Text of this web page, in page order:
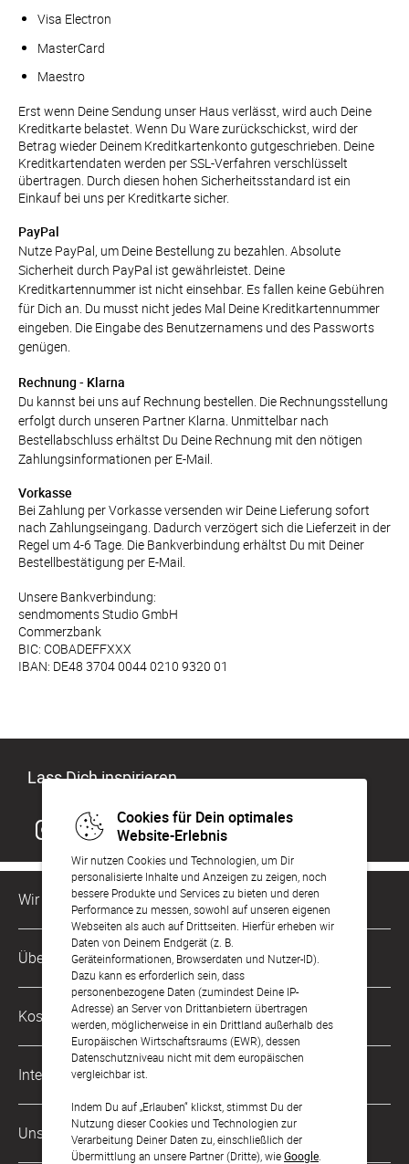
Cookies für Dein optimales
Website-Erlebnis
Wir nutzen Cookies und Technologien, um Dir
personalisierte Inhalte und Anzeigen zu zeigen, noch
bessere Produkte und Services zu bieten und deren
Performance zu messen, sowohl auf unseren eigenen
Webseiten als auch auf Drittseiten. Hierfür erheben wir
Daten von Deinem Endgerät (z. B.
Geräteinformationen, Browserdaten und Nutzer-ID).
Dazu kann es erforderlich sein, dass
personenbezogene Daten (zumindest Deine IP-
Adresse) an Server von Drittanbietern übertragen
werden, möglicherweise in ein Drittland außerhalb des
Europäischen Wirtschaftsraums (EWR), dessen
Datenschutzniveau nicht mit dem europäischen
vergleichbar ist.
Indem Du auf „Erlauben“ klickst, stimmst Du der
Nutzung dieser Cookies und Technologien zur
Verarbeitung Deiner Daten zu, einschließlich der
Übermittlung an unsere Partner (Dritte), wieGoogle
Visa Electron
MasterCard
Maestro
Erst wenn Deine Sendung unser Haus verlässt, wird auch Deine
Kreditkarte belastet. Wenn Du Ware zurückschickst, wird der
Betrag wieder Deinem Kreditkartenkonto gutgeschrieben. Deine
Kreditkartendaten werden per SSL-Verfahren verschlüsselt
übertragen. Durch diesen hohen Sicherheitsstandard ist ein
Einkauf bei uns per Kreditkarte sicher.
PayPal
Nutze PayPal, um Deine Bestellung zu bezahlen. Absolute
Sicherheit durch PayPal ist gewährleistet. Deine
Kreditkartennummer ist nicht einsehbar. Es fallen keine Gebühren
für Dich an. Du musst nicht jedes Mal Deine Kreditkartennummer
eingeben. Die Eingabe des Benutzernamens und des Passworts
genügen.
Rechnung - Klarna
Du kannst bei uns auf Rechnung bestellen. Die Rechnungsstellung
erfolgt durch unseren Partner Klarna. Unmittelbar nach
Bestellabschluss erhältst Du Deine Rechnung mit den nötigen
Zahlungsinformationen per E-Mail.
Vorkasse
Bei Zahlung per Vorkasse versenden wir Deine Lieferung sofort
nach Zahlungseingang. Dadurch verzögert sich die Lieferzeit in der
Regel um 4-6 Tage. Die Bankverbindung erhältst Du mit Deiner
Bestellbestätigung per E-Mail.
Unsere Bankverbindung:
sendmoments Studio GmbH
Commerzbank
BIC: COBADEFFXXX
IBAN: DE48 3704 0044 0210 9320 01
Lass Dich inspirieren
Wir sind für Dich da
Kundenservice-Hotline
0221 956 725 10
Mo. - Fr. von 9 bis 17 Uhr
kontakt@sendmoments.de
Über Uns
Philosophie
Karriere
Impressum
AGB & Widerrufsrecht
Zahlung & Versand
Kostenlose Services
Musterkarten
Digitale Gästelisten
FAQ & Hilfe
International
Österreich
Schweiz
Unsere Zahlungsarten